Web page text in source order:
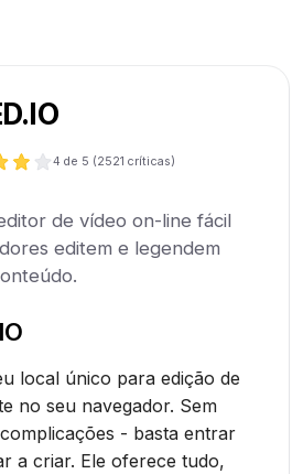
4 de 5 (2521 críticas)
de vídeo on-line fácil
editem e legendem
local único para edição de
no seu navegador. Sem
- basta entrar
a criar. Ele oferece tudo,